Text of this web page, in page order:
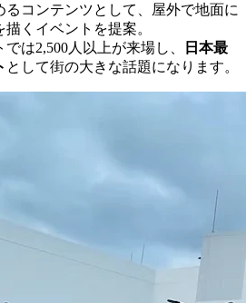
コンテンツとして、屋外で地面に
くイベントを提案。
は2,500人以上が来場し、
日本最
として街の大きな話題になります。